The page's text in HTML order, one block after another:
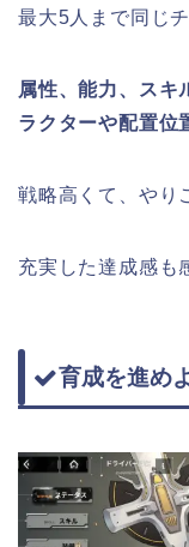
最大5人まで同じ
属性、能力、スキ
ラクターや配置位
戦略高くて、やり
充実した達成感も
育成を進め